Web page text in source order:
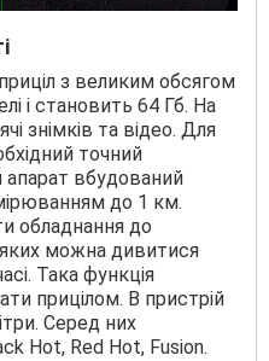
з великим обсягом
і становить 64 Гб. На
знімків та відео. Для
точний
апарат вбудований
до 1 км.
обладнання до
можна дивитися
Така функція
прицілом. В пристрій
Серед них
Hot, Red Hot, Fusion.